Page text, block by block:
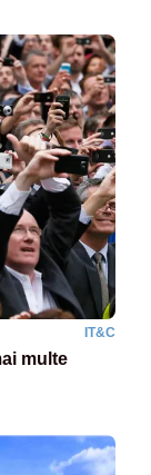
IT&C
multe